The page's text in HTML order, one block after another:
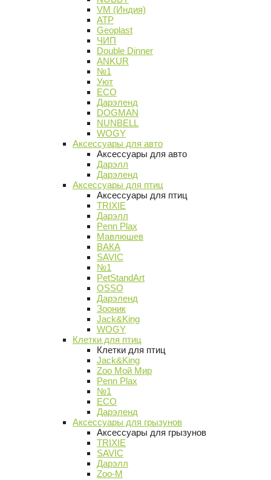
VM (Индия)
АТР
Geoplast
ЧИП
Double Dinner
ANKUR
№1
Уют
ECO
Дарэленд
DOGMAN
NUNBELL
WOGY
Аксессуары для авто
Аксессуары для авто
Дарэлл
Дарэленд
Аксессуары для птиц
Аксессуары для птиц
TRIXIE
Дарэлл
Penn Plax
Мавлюшев
ВАКА
SAVIC
№1
PetStandArt
OSSO
Дарэленд
Зооник
Jack&King
WOGY
Клетки для птиц
Клетки для птиц
Jack&King
Zoo Мой Мир
Penn Plax
№1
ECO
Дарэленд
Аксессуары для грызунов
Аксессуары для грызунов
TRIXIE
SAVIC
Дарэлл
Zoo-M